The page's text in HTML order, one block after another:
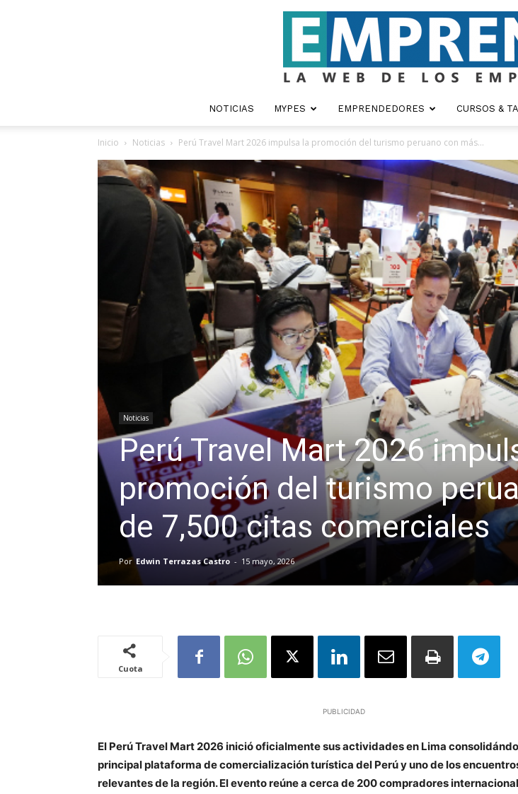
NOTICIAS MYPES EMPRENDEDORES CURSOS &
Inicio Noticias Perú Travel Mart 2026 impulsa la promoción del turismo peruano con más...
Noticias
Perú Travel Mart 2026
promoción del turismo
de 7,500 citas comerciales
Por Edwin Terrazas Castro - 15 mayo, 2026
Cuota
PUBLICIDAD
El Perú Travel Mart 2026 inició oficialmente sus actividades en Lima
principal plataforma de comercialización turística del Perú y uno de los
relevantes de la región. El evento reúne a cerca de 200 compradores